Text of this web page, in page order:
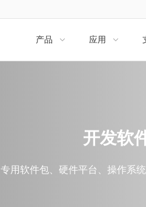
产品  应用 
开发软
专用软件包、硬件平台、操作系